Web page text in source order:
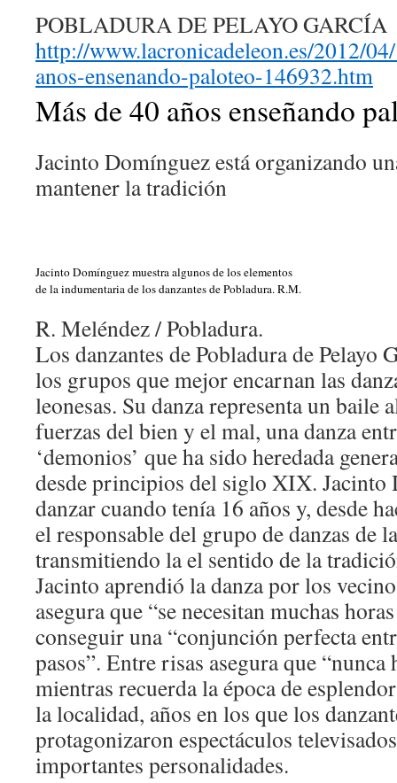
POBLADURA DE PELAYO
http://www.lacronicadeleon.es/2012/
anos-ensenando-paloteo-146932.htm
Más de 40 años enseñando
Jacinto Domínguez está organizando
mantener la tradición
Jacinto Domínguez muestra algunos de los elementos
de la indumentaria de los danzantes de Pobladura. R.M.
R. Meléndez / Pobladura.
Los danzantes de Pobladura de Pelayo
los grupos que mejor encarnan las
leonesas. Su danza representa un baile
fuerzas del bien y el mal, una danza
‘demonios’ que ha sido heredada
desde principios del siglo XIX. Jacinto
danzar cuando tenía 16 años y, desde
el responsable del grupo de danzas de
transmitiendo la el sentido de la
Jacinto aprendió la danza por los
asegura que “se necesitan muchas
conseguir una “conjunción perfecta
pasos”. Entre risas asegura que “nunca
mientras recuerda la época de
la localidad, años en los que los
protagonizaron espectáculos
importantes personalidades.